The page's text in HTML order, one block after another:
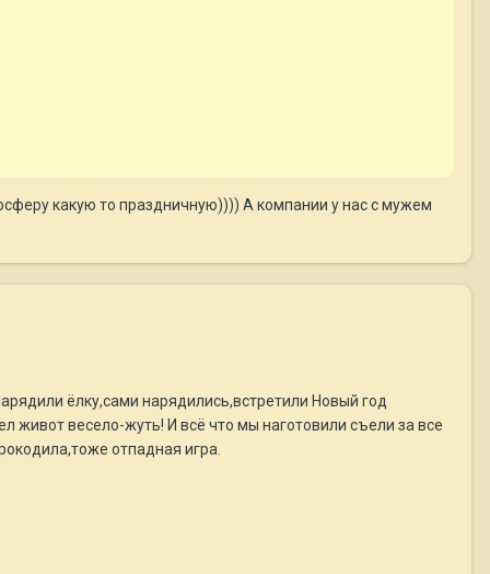
какую то праздничную)))) А компании у нас с мужем
ёлку,сами нарядились,встретили Новый год
живот весело-жуть! И всё что мы наготовили съели за все
отпадная игра.